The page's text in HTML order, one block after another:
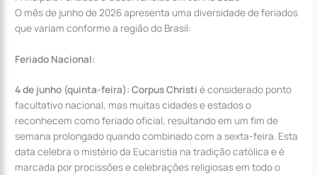
O mês de junho de 2026 apresenta uma diversidade de feriados
que variam conforme a região do Brasil:
Feriado Nacional:
4 de junho (quinta-feira): Corpus Christi é considerado ponto
facultativo nacional, mas muitas cidades e estados o
reconhecem como feriado oficial, resultando em um fim de
semana prolongado quando combinado com a sexta-feira. Esta
data celebra o mistério da Eucaristia na tradição católica e é
marcada por procissões e celebrações religiosas em todo o